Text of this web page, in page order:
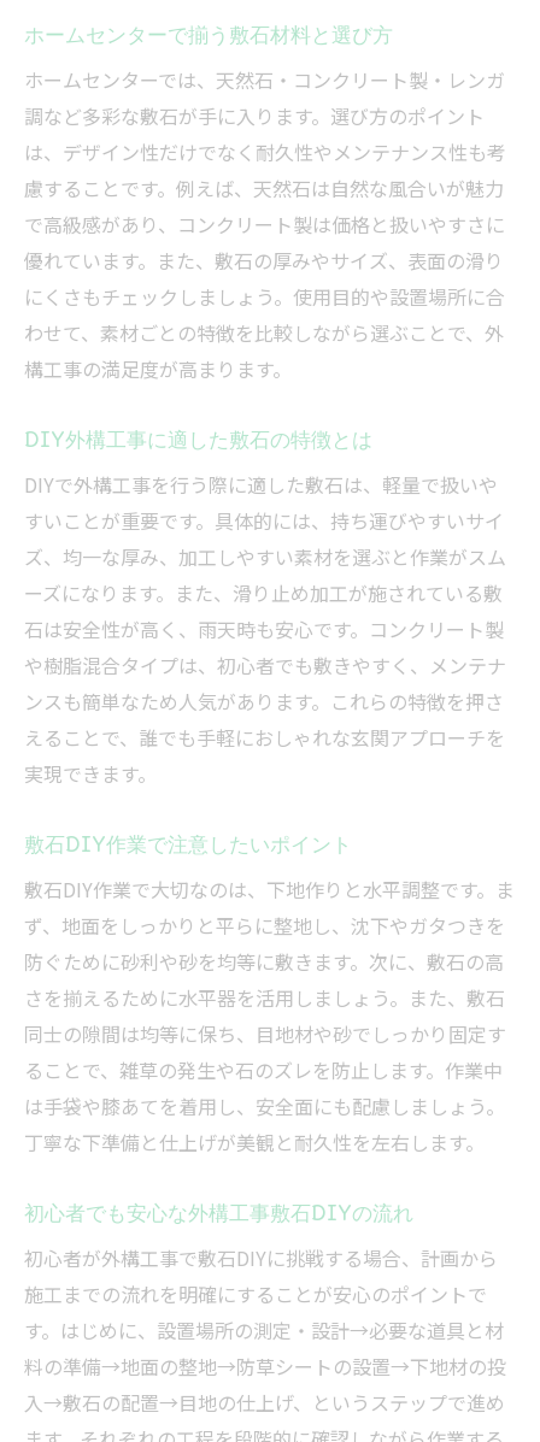
ホームセンターで揃う敷石材料と選び方
ホームセンターでは、天然石・コンクリート製・レンガ
調など多彩な敷石が手に入ります。選び方のポイント
は、デザイン性だけでなく耐久性やメンテナンス性も考
慮することです。例えば、天然石は自然な風合いが魅力
で高級感があり、コンクリート製は価格と扱いやすさに
優れています。また、敷石の厚みやサイズ、表面の滑り
にくさもチェックしましょう。使用目的や設置場所に合
わせて、素材ごとの特徴を比較しながら選ぶことで、外
構工事の満足度が高まります。
DIY外構工事に適した敷石の特徴とは
DIYで外構工事を行う際に適した敷石は、軽量で扱いや
すいことが重要です。具体的には、持ち運びやすいサイ
ズ、均一な厚み、加工しやすい素材を選ぶと作業がスム
ーズになります。また、滑り止め加工が施されている敷
石は安全性が高く、雨天時も安心です。コンクリート製
や樹脂混合タイプは、初心者でも敷きやすく、メンテナ
ンスも簡単なため人気があります。これらの特徴を押さ
えることで、誰でも手軽におしゃれな玄関アプローチを
実現できます。
敷石DIY作業で注意したいポイント
敷石DIY作業で大切なのは、下地作りと水平調整です。ま
ず、地面をしっかりと平らに整地し、沈下やガタつきを
防ぐために砂利や砂を均等に敷きます。次に、敷石の高
さを揃えるために水平器を活用しましょう。また、敷石
同士の隙間は均等に保ち、目地材や砂でしっかり固定す
ることで、雑草の発生や石のズレを防止します。作業中
は手袋や膝あてを着用し、安全面にも配慮しましょう。
丁寧な下準備と仕上げが美観と耐久性を左右します。
初心者でも安心な外構工事敷石DIYの流れ
初心者が外構工事で敷石DIYに挑戦する場合、計画から
施工までの流れを明確にすることが安心のポイントで
す。はじめに、設置場所の測定・設計→必要な道具と材
料の準備→地面の整地→防草シートの設置→下地材の投
入→敷石の配置→目地の仕上げ、というステップで進め